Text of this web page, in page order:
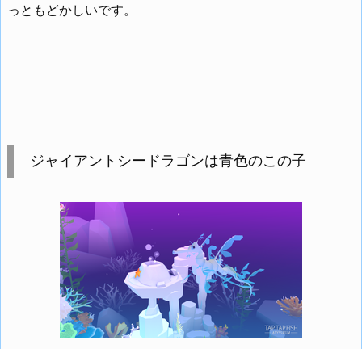
っともどかしいです。
ジャイアントシードラゴンは青色のこの子